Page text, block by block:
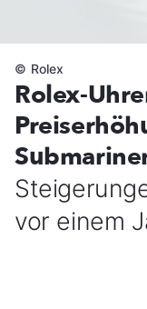
Rolex-
vor einem
© Rolex